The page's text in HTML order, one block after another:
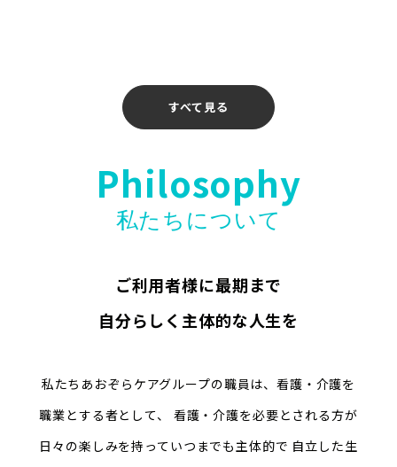
すべて見る
Philosophy
私たちについて
ご利用者様に最期まで
自分らしく主体的な人生を
私たちあおぞらケアグループの職員は、看護・介護を
職業とする者として、
看護・介護を必要とされる方が
日々の楽しみを持っていつまでも主体的で 自立した生